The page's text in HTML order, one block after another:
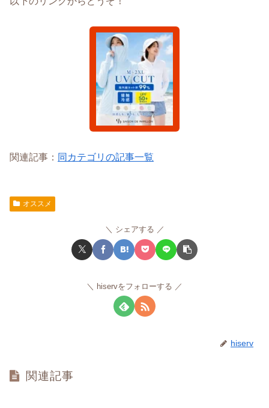
関連記事： 同カテゴリの記事一覧
オススメ
シェアする
hiservをフォローする
hiserv
関連記事